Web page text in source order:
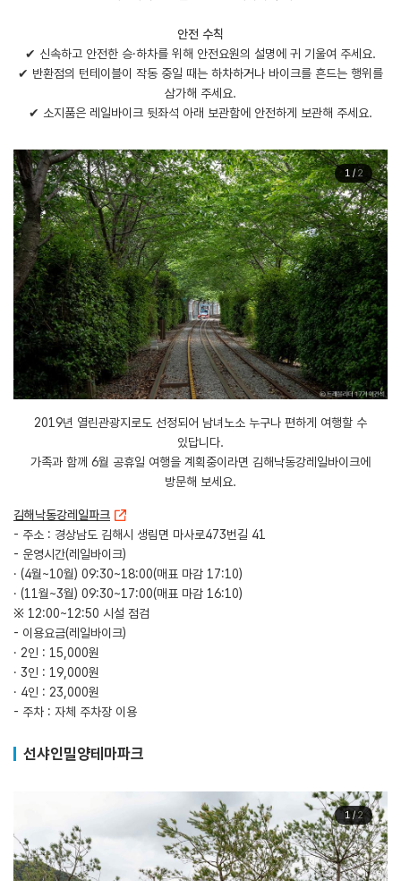
안전 수칙
✔ 신속하고 안전한 승·하차를 위해 안전요원의 설명에 귀 기울여 주세요.
✔ 반환점의 턴테이블이 작동 중일 때는 하차하거나 바이크를 흔드는 행위를
삼가해 주세요.
✔ 소지품은 레일바이크 뒷좌석 아래 보관함에 안전하게 보관해 주세요.
1/ 2
2019년 열린관광지로도 선정되어 남녀노소 누구나 편하게 여행할 수
있답니다.
가족과 함께 6월 공휴일 여행을 계획중이라면 김해낙동강레일바이크에
방문해 보세요.
김해낙동강레일파크
- 주소 : 경상남도 김해시 생림면 마사로473번길 41
- 운영시간(레일바이크)
· (4월~10월) 09:30~18:00(매표 마감 17:10)
· (11월~3월) 09:30~17:00(매표 마감 16:10)
※ 12:00~12:50 시설 점검
- 이용요금(레일바이크)
· 2인 : 15,000원
· 3인 : 19,000원
· 4인 : 23,000원
- 주차 : 자체 주차장 이용
선샤인밀양테마파크
1/2